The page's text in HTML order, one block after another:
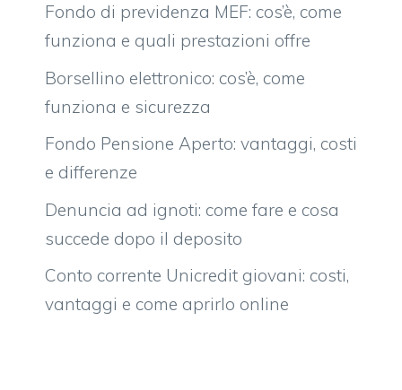
Fondo di previdenza MEF: cos’è, come
funziona e quali prestazioni offre
Borsellino elettronico: cos’è, come
funziona e sicurezza
Fondo Pensione Aperto: vantaggi, costi
e differenze
Denuncia ad ignoti: come fare e cosa
succede dopo il deposito
Conto corrente Unicredit giovani: costi,
vantaggi e come aprirlo online